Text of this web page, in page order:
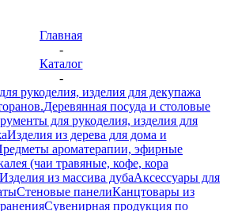
Главная
-
Каталог
-
рукоделия, изделия для декупажа
Деревянная посуда и столовые
для рукоделия, изделия для
Изделия из дерева для дома и
ароматерапии, эфирные
(чаи травяные, кофе, кора
Изделия из массива дубаАксессуары для
Стеновые панелиКанцтовары из
Сувенирная продукция по